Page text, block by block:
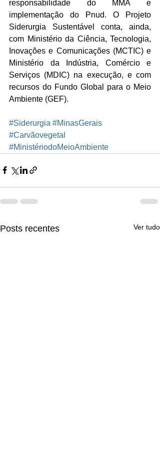
responsabilidade do MMA e
implementação do Pnud. O Projeto
Siderurgia Sustentável conta, ainda,
com Ministério da Ciência, Tecnologia,
Inovações e Comunicações (MCTIC) e
Ministério da Indústria, Comércio e
Serviços (MDIC) na execução, e com
recursos do Fundo Global para o Meio
Ambiente (GEF).
#Siderurgia #MinasGerais
#Carvãovegetal
#MinistériodoMeioAmbiente
Posts recentes Ver tudo